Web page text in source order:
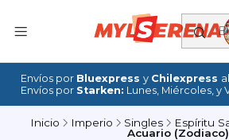
Envíos por Bluexpress y Chilexpress
Envíos por Starken: Lunes, Miércoles, y
Inicio Imperio Singles Espíritu
Acuario (Zodiaco)